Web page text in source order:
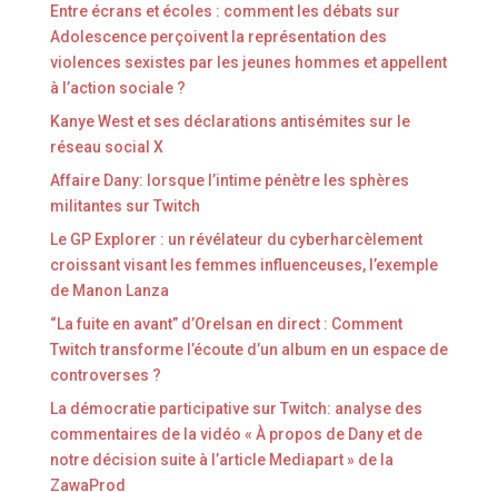
Entre écrans et écoles : comment les débats sur
Adolescence perçoivent la représentation des
violences sexistes par les jeunes hommes et appellent
à l’action sociale ?
Kanye West et ses déclarations antisémites sur le
réseau social X
Affaire Dany: lorsque l’intime pénètre les sphères
militantes sur Twitch
Le GP Explorer : un révélateur du cyberharcèlement
croissant visant les femmes influenceuses, l’exemple
de Manon Lanza
“La fuite en avant” d’Orelsan en direct : Comment
Twitch transforme l’écoute d’un album en un espace de
controverses ?
La démocratie participative sur Twitch: analyse des
commentaires de la vidéo « À propos de Dany et de
notre décision suite à l’article Mediapart » de la
ZawaProd